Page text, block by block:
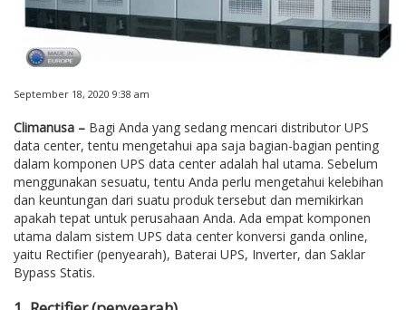
September 18, 2020 9:38 am
Climanusa – Bagi Anda yang sedang mencari distributor UPS
data center, tentu mengetahui apa saja bagian-bagian penting
dalam komponen UPS data center adalah hal utama. Sebelum
menggunakan sesuatu, tentu Anda perlu mengetahui kelebihan
dan keuntungan dari suatu produk tersebut dan memikirkan
apakah tepat untuk perusahaan Anda. Ada empat komponen
utama dalam sistem UPS data center konversi ganda online,
yaitu Rectifier (penyearah), Baterai UPS, Inverter, dan Saklar
Bypass Statis.